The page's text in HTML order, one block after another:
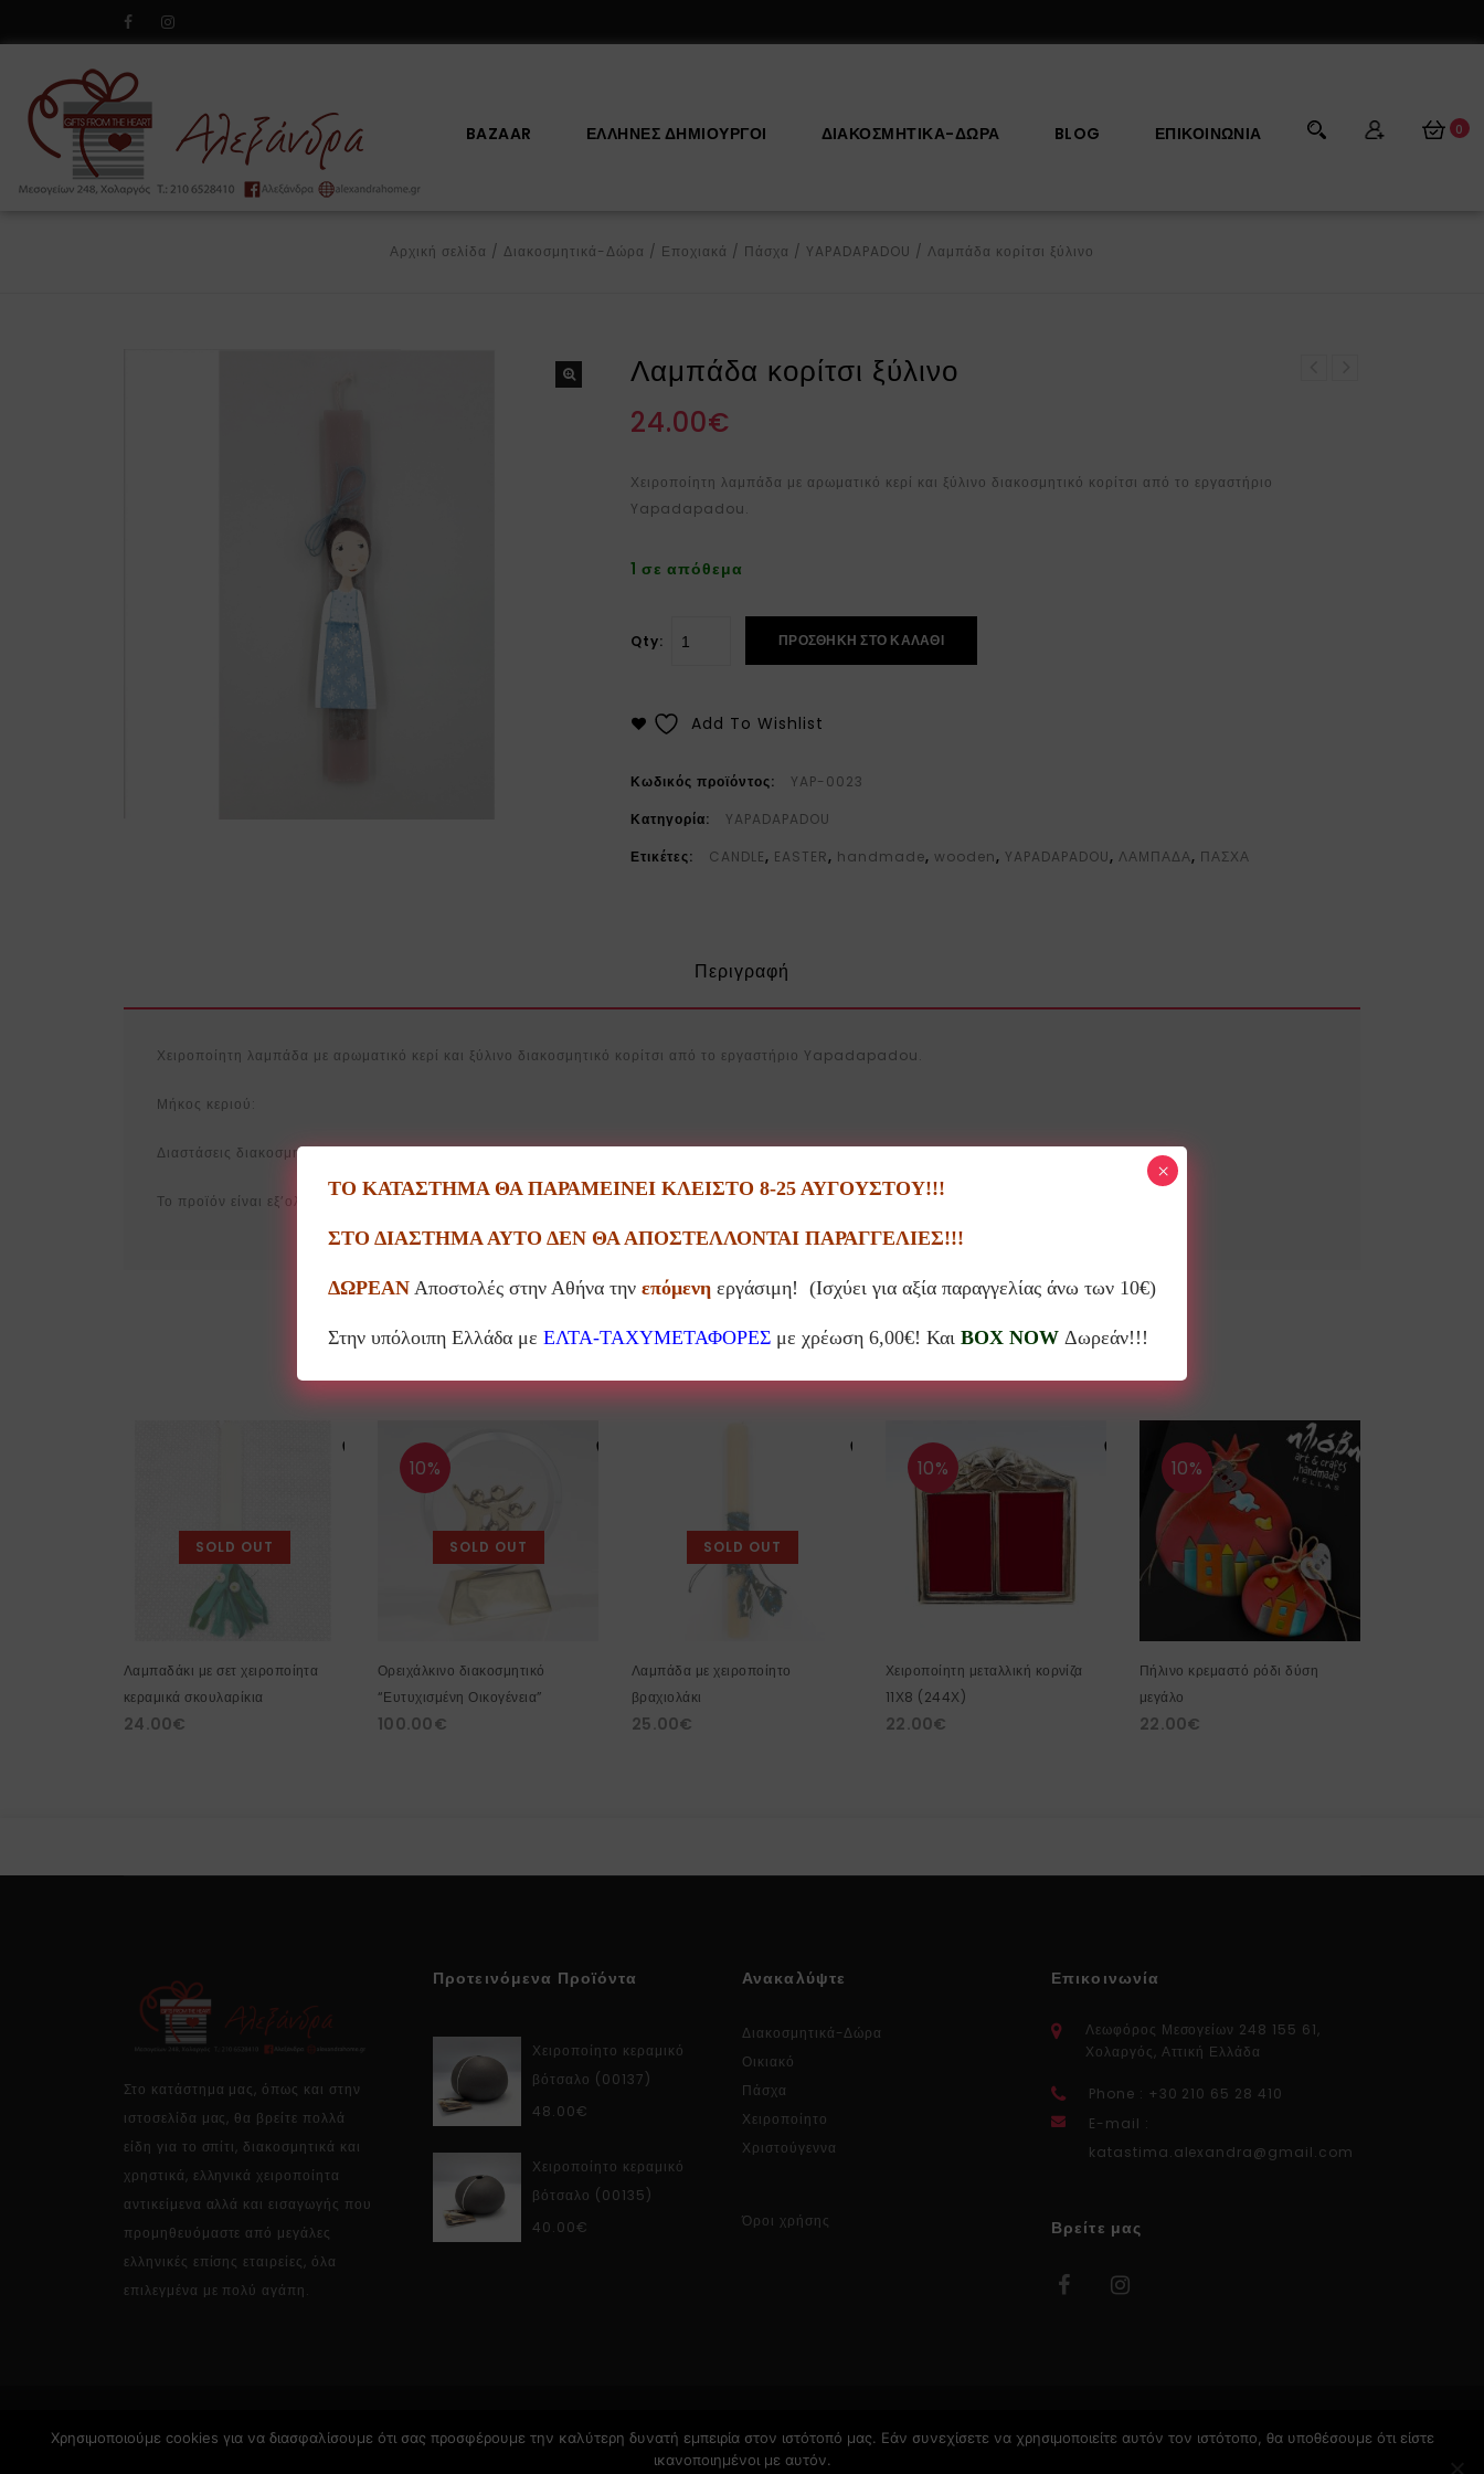
BAZAAR ΕΛΛΗΝΕΣ ΔΗΜΙΟΥΡΓΟΙ ΔΙΑΚΟΣΜΗΤΙΚΆ-ΔΏΡΑ BLOG ΕΠΙΚΟΙΝΩΝΊΑ 0
Αρχική σελίδα / Διακοσμητικά-Δώρα / Εποχιακά / Πάσχα / YAPADAPADOU / Λαμπάδα κορίτσι ξύλινο
Λαμπάδα κορίτσι ξύλινο
24.00€
Χειροποίητη λαμπάδα με αρωματικό κερί και ξύλινο διακοσμητικό κορίτσι από το εργαστήριο
Yapadapadou.
1 σε απόθεμα
Qty: ΠΡΟΣΘΉΚΗ ΣΤΟ ΚΑΛΆΘΙ
Add To Wishlist
Κωδικός προϊόντος:
YAP-0023
Κατηγορία:
YAPADAPADOU
Ετικέτες:
CANDLE, EASTER, handmade,wooden,YAPADAPADOU,ΛΑΜΠΑΔΑ, ΠΑΣΧΑ
Περιγραφή
Χειροποίητη λαμπάδα με αρωματικό κερί και ξύλινο διακοσμητικό κορίτσι από το εργαστήριο Yapadapadou.
Μήκος κεριού:
Διαστάσεις διακοσμητικού:
Το προϊόν είναι εξ’ολοκλήρου χειροποίητο οπότε πιθανόν να υπάρχουν αποκλίσεις από αυτό της φωτογραφίας!
Σχετικά προϊόντα
SOLD OUT
Λαμπαδάκι με σετ χειροποίητα
κεραμικά σκουλαρίκια
24.00€
10%
SOLD OUT
Ορειχάλκινο διακοσμητικό
“Ευτυχισμένη Οικογένεια”
100.00€
SOLD OUT
Λαμπάδα με χειροποίητο
βραχιολάκι
25.00€
10%
Χειροποίητη μεταλλική κορνίζα
11Χ8 (244Χ)
22.00€
10%
Πήλινο κρεμαστό ρόδι δύση
μεγάλο
22.00€
Στο κατάστημα μας, όπως και στην
ιστοσελίδα μας, θα βρείτε πολλά
είδη για το σπίτι, διακοσμητικά και
χρηστικά, ελληνικά χειροποίητα
αντικείμενα αλλά και εισαγωγής που
προμηθευόμαστε από μεγάλες
ελληνικές επίσης εταιρείες, όλα
επιλεγμένα με πολύ αγάπη.
Προτεινόμενα Προϊόντα
Χειροποίητο κεραμικό
βότσαλο (00137)
48.00€
Χειροποίητο κεραμικό
βότσαλο (00135)
40.00€
Ανακαλύψτε
Διακοσμητικά-Δώρα
Οικιακό
Πάσχα
Χειροποίητο
Χριστούγεννα
Όροι χρήσης
Επικοινωνία
Λεωφόρος Μεσογείων 248 155 61,
Χολαργός, Αττική Ελλάδα
Phone : +30 210 65 28 410
E-mail :
katastima.alexandra@gmail.com
Βρείτε μας
ΤΟ ΚΑΤΑΣΤΗΜΑ ΘΑ ΠΑΡΑΜΕΙΝΕΙ ΚΛΕΙΣΤΟ 8-25 ΑΥΓΟΥΣΤΟΥ!!!
ΣΤΟ ΔΙΑΣΤΗΜΑ ΑΥΤΟ ΔΕΝ ΘΑ ΑΠΟΣΤΕΛΛΟΝΤΑΙ ΠΑΡΑΓΓΕΛΙΕΣ!!!
ΔΩΡΕΑΝΑποστολές στην Αθήνα την επόμενηεργάσιμη! (Ισχύει για αξία παραγγελίας άνω των 10€)
Στην υπόλοιπη Ελλάδα με ΕΛΤΑ-ΤΑΧΥΜΕΤΑΦΟΡΕΣμε χρέωση 6,00€! Και BOX NOWΔωρεάν!!!
×
Χρησιμοποιούμε cookies για να διασφαλίσουμε ότι σας προσφέρουμε την καλύτερη δυνατή εμπειρία στον ιστότοπό μας. Εάν συνεχίσετε να χρησιμοποιείτε αυτόν τον ιστότοπο, θα υποθέσουμε ότι είστε
ικανοποιημένοι με αυτόν.